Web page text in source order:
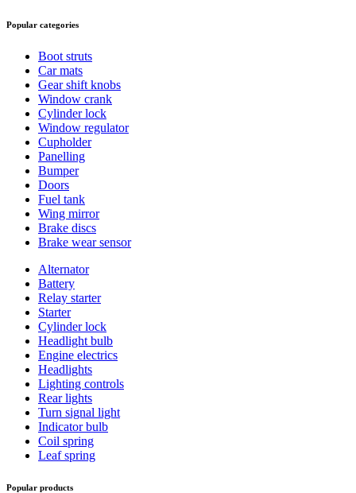
Popular categories
Boot struts
Car mats
Gear shift knobs
Window crank
Cylinder lock
Window regulator
Cupholder
Panelling
Bumper
Doors
Fuel tank
Wing mirror
Brake discs
Brake wear sensor
Alternator
Battery
Relay starter
Starter
Cylinder lock
Headlight bulb
Engine electrics
Headlights
Lighting controls
Rear lights
Turn signal light
Indicator bulb
Coil spring
Leaf spring
Popular products